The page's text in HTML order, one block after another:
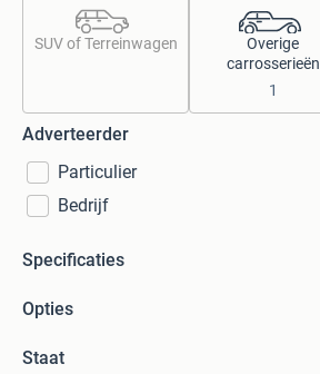
SUV of Terreinwagen
Overige
carrosserieën
1
Adverteerder
Particulier
Bedrijf
Specificaties
Opties
Staat